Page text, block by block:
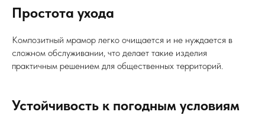
Простота ухода
Композитный мрамор легко очищается и не нуждается в
сложном обслуживании, что делает такие изделия
практичным решением для общественных территорий.
Устойчивость к погодным условиям